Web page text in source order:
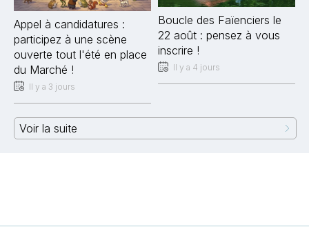
Appel à candidatures :
participez à une scène
ouverte tout l'été en place
du Marché !
Il y a 3 jours
Boucle des Faïenciers le
22 août : pensez à vous
inscrire !
Il y a 4 jours
Voir la suite